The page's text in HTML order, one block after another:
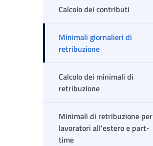
Calcolo dei contributi
Minimali giornalieri di
retribuzione
Calcolo dei minimali di
retribuzione
Minimali di retribuzione per
lavoratori all'estero e part-
time